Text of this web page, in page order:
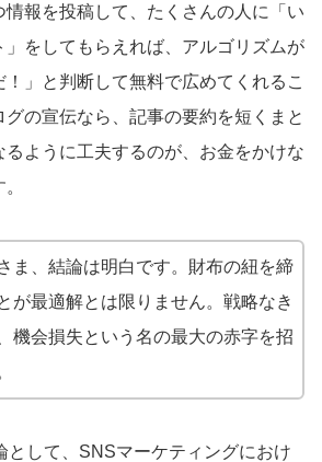
情報を投稿して、たくさんの人に「い
」をしてもらえれば、アルゴリズムが
！」と判断して無料で広めてくれるこ
グの宣伝なら、記事の要約を短くまと
ように工夫するのが、お金をかけな
ま、結論は明白です。財布の紐を締
が最適解とは限りません。戦略なき
機会損失という名の最大の赤字を招
として、SNSマーケティングにおけ